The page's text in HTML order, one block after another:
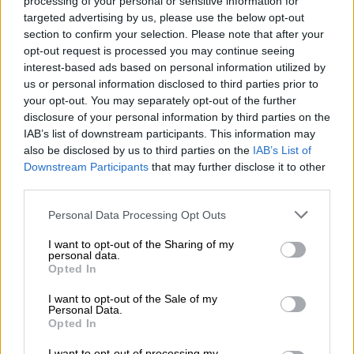
targeted advertising by us, please use the below opt-out
section to confirm your selection. Please note that after your
opt-out request is processed you may continue seeing
interest-based ads based on personal information utilized by
us or personal information disclosed to third parties prior to
your opt-out. You may separately opt-out of the further
disclosure of your personal information by third parties on the
IAB’s list of downstream participants. This information may
also be disclosed by us to third parties on the IAB’s List of
Downstream Participants that may further disclose it to other
Please note that this website/app uses one or more Google
not limited to your visit or usage behaviour. You may click to
grant or deny consent to Google and its third-party tags to
use your data for below specified purposes in below Google
consent section.
Personal Data Processing Opt Outs
I want to opt-out of the Sharing of my
personal data.
Opted In
I want to opt-out of the Sale of my
Personal Data.
Opted In
εμπορεύονται τα όργανά τους».
Ενίσχυση της δυσπιστίας
Ο υπουργός Υγείας του Κονγκό έχει δηλώσει
ότιοι σοροί των θυμάτων του Έμπολα
παραμένουν εξαιρετικά μολυσματικέςκαι
πρέπει να χειρίζονται μόνο από
εκπαιδευμένες ομάδες μεειδικό εξοπλισμό
προστασίας. «Ας θάψουμε τους νεκρούς με
France Internationale. «Οι νεκροί
δεν πρέπει
να παίρνουν μαζί τους άλλουςστον τάφο».
Στο ανατολικό Κονγκό, είναι
πρακτικήσυγγενείς και γείτονες να
συγκεντρώνονται στο σπίτι του θανόντος
για νααποδώσουν τα τελευταία τους σέβη